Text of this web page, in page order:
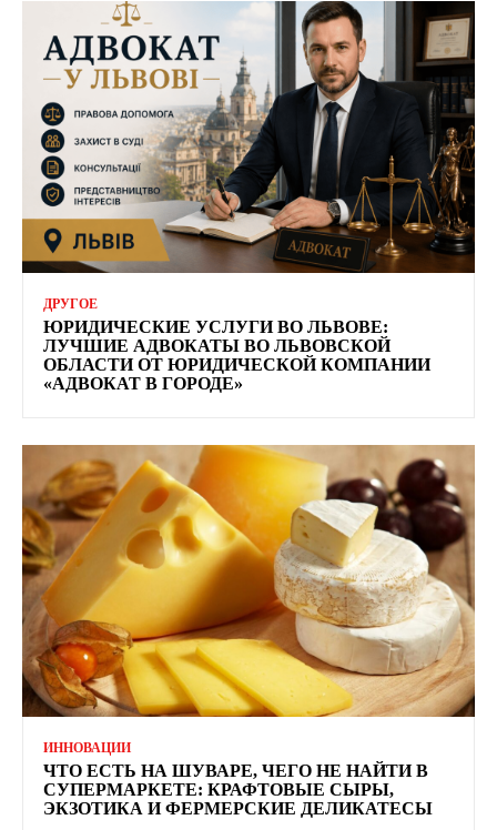
ДРУГОЕ
ЮРИДИЧЕСКИЕ УСЛУГИ ВО ЛЬВОВЕ:
ЛУЧШИЕ АДВОКАТЫ ВО ЛЬВОВСКОЙ
ОБЛАСТИ ОТ ЮРИДИЧЕСКОЙ КОМПАНИИ
«АДВОКАТ В ГОРОДЕ»
ИННОВАЦИИ
ЧТО ЕСТЬ НА ШУВАРЕ, ЧЕГО НЕ НАЙТИ В
СУПЕРМАРКЕТЕ: КРАФТОВЫЕ СЫРЫ,
ЭКЗОТИКА И ФЕРМЕРСКИЕ ДЕЛИКАТЕСЫ